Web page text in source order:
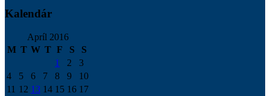
Kalendár
Apríl 2016
M T W T F S
S
1
2
3
4
5 6 7 8 9
10
11 12 13 14 15 16 17